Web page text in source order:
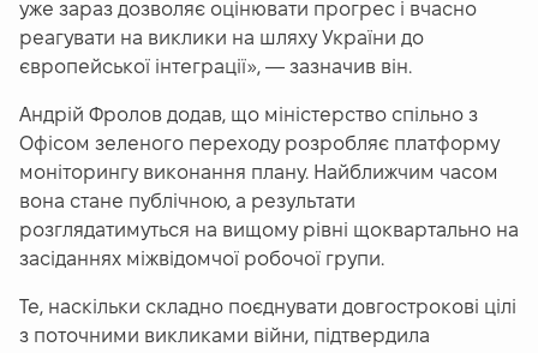
уже зараз дозволяє оцінювати прогрес і вчасно
реагувати на виклики на шляху України до
європейської інтеграції», — зазначив він.
Андрій Фролов додав, що міністерство спільно з
Офісом зеленого переходу розробляє платформу
моніторингу виконання плану. Найближчим часом
вона стане публічною, а результати
розглядатимуться на вищому рівні щоквартально на
засіданнях міжвідомчої робочої групи.
Те, наскільки складно поєднувати довгострокові цілі
з поточними викликами війни, підтвердила